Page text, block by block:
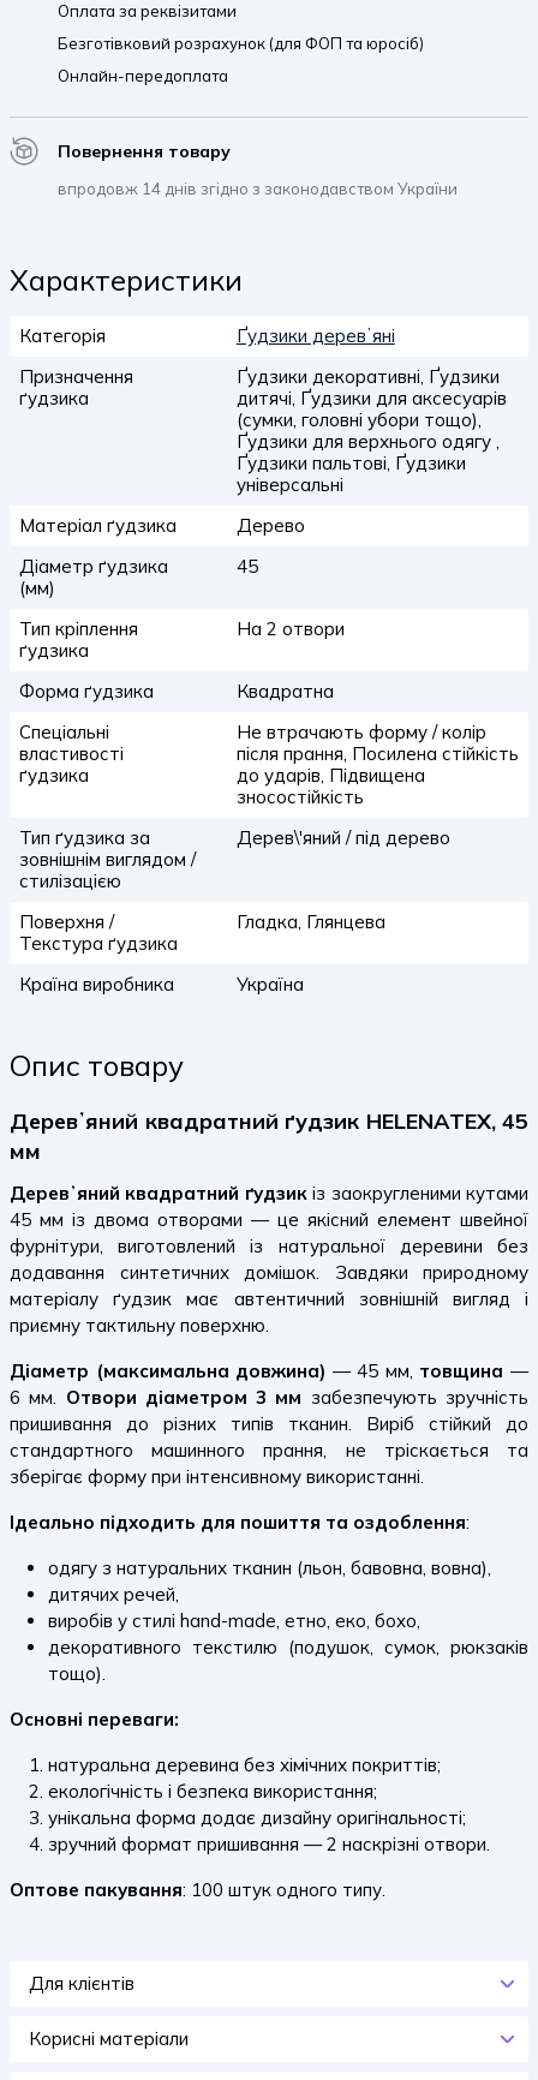
Оплата за реквізитами
Безготівковий розрахунок (для ФОП та юросіб)
Онлайн-передоплата
Повернення товару
впродовж 14 днів згідно з законодавством України
Характеристики
Категорія
Ґудзики деревʼяні
Призначення
ґудзика
Ґудзики декоративні, Ґудзики
дитячі, Ґудзики для аксесуарів
(сумки, головні убори тощо),
Ґудзики для верхнього одягу ,
Ґудзики пальтові, Ґудзики
універсальні
Матеріал ґудзика
Дерево
Діаметр ґудзика
(мм)
45
Тип кріплення
ґудзика
На 2 отвори
Форма ґудзика
Квадратна
Спеціальні
властивості
ґудзика
Не втрачають форму / колір
після прання, Посилена стійкість
до ударів, Підвищена
зносостійкість
Тип ґудзика за
зовнішнім виглядом /
стилізацією
Дерев\'яний / під дерево
Поверхня /
Текстура ґудзика
Гладка, Глянцева
Країна виробника Україна
Опис товару
Деревʼяний квадратний ґудзик HELENATEX, 45
мм
Деревʼяний квадратний ґудзикіз заокругленими кутами
45 мм із двома отворами — це якісний елемент швейної
фурнітури, виготовлений із натуральної деревини без
додавання синтетичних домішок. Завдяки природному
матеріалу ґудзик має автентичний зовнішній вигляд і
приємну тактильну поверхню.
Діаметр (максимальна довжина) — 45 мм, товщина —
6 мм. Отвори діаметром 3 мм забезпечують зручність
пришивання до різних типів тканин. Виріб стійкий до
стандартного машинного прання, не тріскається та
зберігає форму при інтенсивному використанні.
Ідеально підходить для пошиття та оздоблення:
одягу з натуральних тканин (льон, бавовна, вовна),
дитячих речей,
виробів у стилі hand-made, етно, еко, бохо,
декоративного текстилю (подушок, сумок, рюкзаків
тощо).
Основні переваги:
натуральна деревина без хімічних покриттів;
екологічність і безпека використання;
унікальна форма додає дизайну оригінальності;
зручний формат пришивання — 2 наскрізні отвори.
Оптове пакування: 100 штук одного типу.
Для клієнтів
Корисні матеріали